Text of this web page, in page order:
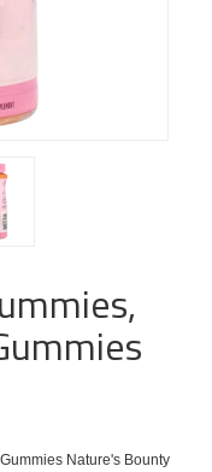
Nature's Bounty